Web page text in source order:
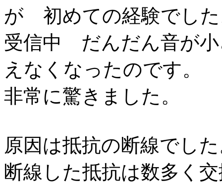
が 初めての経験でし
受信中 だんだん音が小
えなくなったのです。
非常に驚きました。
原因は抵抗の断線でし
断線した抵抗は数多く